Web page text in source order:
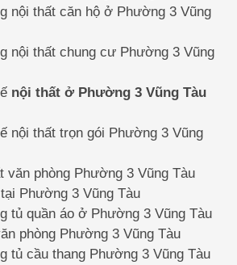
nội thất căn hộ ở Phường 3 Vũng
nội thất chung cư Phường 3 Vũng
nội thất ở Phường 3 Vũng Tàu
nội thất trọn gói Phường 3 Vũng
văn phòng Phường 3 Vũng Tàu
Phường 3 Vũng Tàu
tủ quần áo ở Phường 3 Vũng Tàu
phòng Phường 3 Vũng Tàu
tủ cầu thang Phường 3 Vũng Tàu